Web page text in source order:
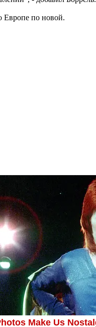
Европе по новой.